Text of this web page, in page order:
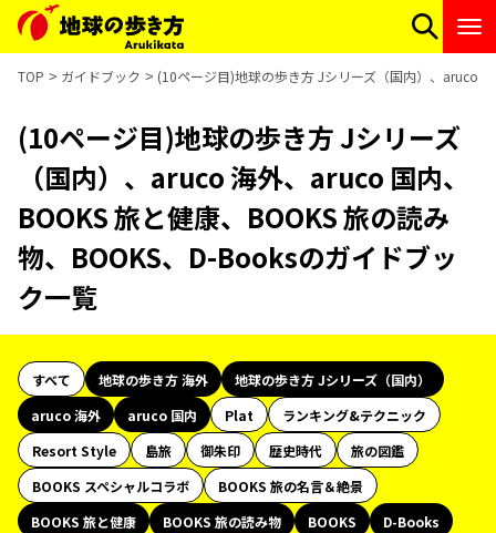
TOP ガイドブック (10ページ目)地球の歩き方 Jシリーズ（国内）、aruco
(10ページ目)地球の歩き方 Jシリーズ
（国内）、aruco 海外、aruco 国内、
BOOKS 旅と健康、BOOKS 旅の読み
物、BOOKS、D-Booksのガイドブッ
ク一覧
すべて 地球の歩き方 海外
地球の歩き方 Jシリーズ（国内）
aruco 海外
aruco 国内 Plat
ランキング&テクニック
Resort Style
島旅 御朱印 歴史時代
旅の図鑑
BOOKS スペシャルコラボ
BOOKS 旅の名言＆絶景
BOOKS 旅と健康
BOOKS 旅の読み物 BOOKS
D-Books